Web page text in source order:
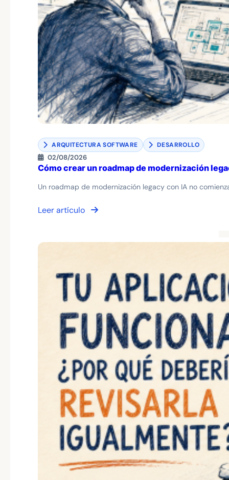
ARQUITECTURA SOFTWARE DESARROLLO
02/08/2026
Cómo crear un roadmap de modernización
Un roadmap de modernización legacy con IA no
Leer artículo